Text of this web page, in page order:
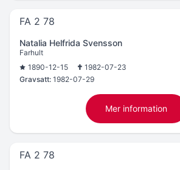
FA 2 78
Natalia Helfrida Svensson
Farhult
1890-12-15
1982-07-23
Gravsatt: 1982-07-29
Mer information
FA 2 78